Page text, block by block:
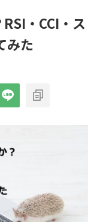
・CCI・ス
みた